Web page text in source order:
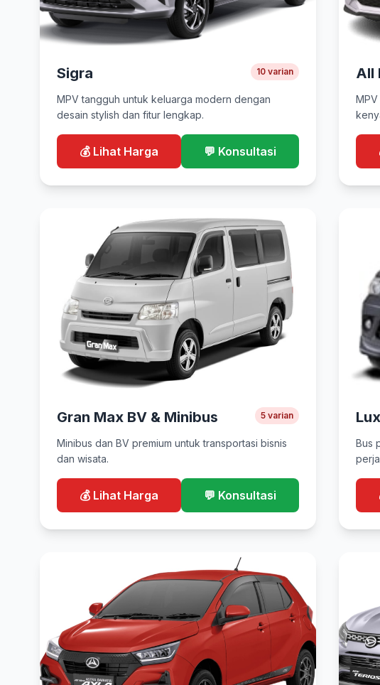
Sigra 10 varian
MPV tangguh untuk keluarga modern dengan
desain stylish dan fitur lengkap.
💰 Lihat Harga 💬 Konsultasi
All
Gran Max BV & Minibus 5 varian
Minibus dan BV premium untuk transportasi bisnis
dan wisata.
💰 Lihat Harga 💬 Konsultasi
Bus